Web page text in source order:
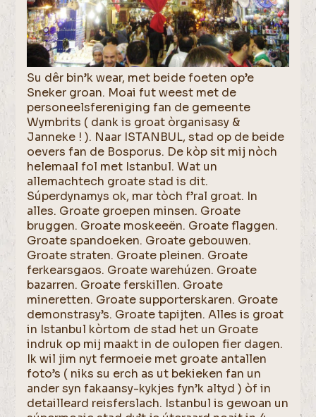
Su dêr bin’k wear, met beide foeten op’e
Sneker groan. Moai fut weest met de
personeelsfereniging fan de gemeente
Wymbrits ( dank is groat òrganisasy &
Janneke ! ). Naar ISTANBUL, stad op de beide
oevers fan de Bosporus. De kòp sit mij nòch
helemaal fol met Istanbul. Wat un
allemachtech groate stad is dit.
Súperdynamys ok, mar tòch f’ral groat. In
alles. Groate groepen minsen. Groate
bruggen. Groate moskeeën. Groate flaggen.
Groate spandoeken. Groate gebouwen.
Groate straten. Groate pleinen. Groate
ferkearsgaos. Groate warehúzen. Groate
bazarren. Groate ferskillen. Groate
mineretten. Groate supporterskaren. Groate
demonstrasy’s. Groate tapijten. Alles is groat
in Istanbul kòrtom de stad het un Groate
indruk op mij maakt in de oulopen fier dagen.
Ik wil jim nyt fermoeie met groate antallen
foto’s ( niks su erch as ut bekieken fan un
ander syn fakaansy-kykjes fyn’k altyd ) òf in
detailleard reisferslach. Istanbul is gewoan un